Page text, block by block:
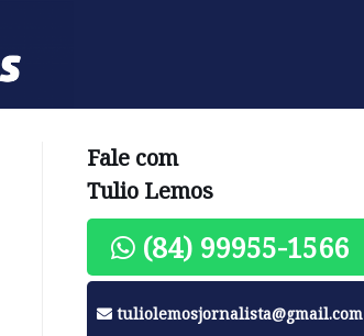
Fale com
Tulio Lemos
(84) 99955-1566
tuliolemosjornalista@gmail.com